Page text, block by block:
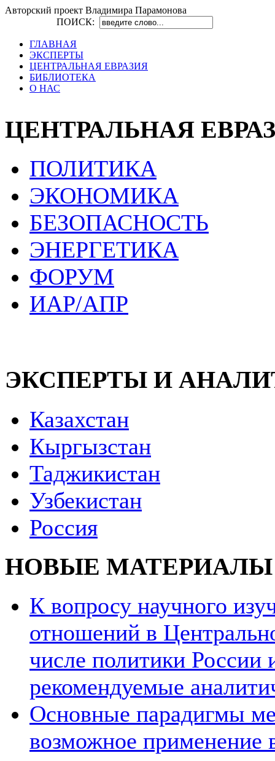
Авторский проект Владимира Парамонова
ПОИСК:
ГЛАВНАЯ
ЭКСПЕРТЫ
ЦЕНТРАЛЬНАЯ ЕВРАЗИЯ
БИБЛИОТЕКА
О НАС
ЦЕНТРАЛЬНАЯ
ПОЛИТИКА
ЭКОНОМИКА
БЕЗОПАСНОСТЬ
ЭНЕРГЕТИКА
ФОРУМ
ИАР/АПР
ЭКСПЕРТЫ И
Казахстан
Кыргызстан
Таджикистан
Узбекистан
Россия
НОВЫЕ МАТЕРИАЛЫ
К вопросу научного
отношений в
числе политики России
рекомендуемые
Основные парадигмы
возможное применение